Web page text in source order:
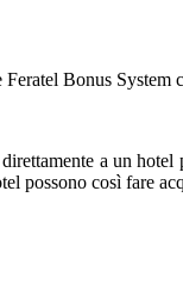
Bonus
a un
possono così fare